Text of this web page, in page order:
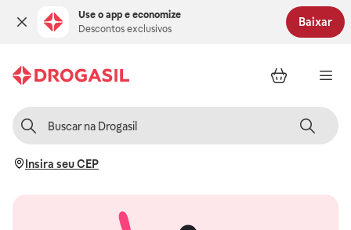
Use o app e economize
Descontos exclusivos
Baixar
Insira seu CEP